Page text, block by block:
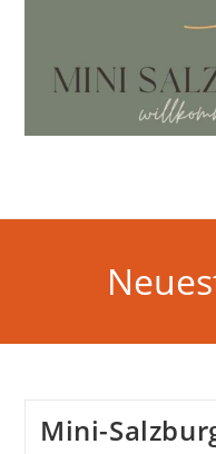
springen
Mini-